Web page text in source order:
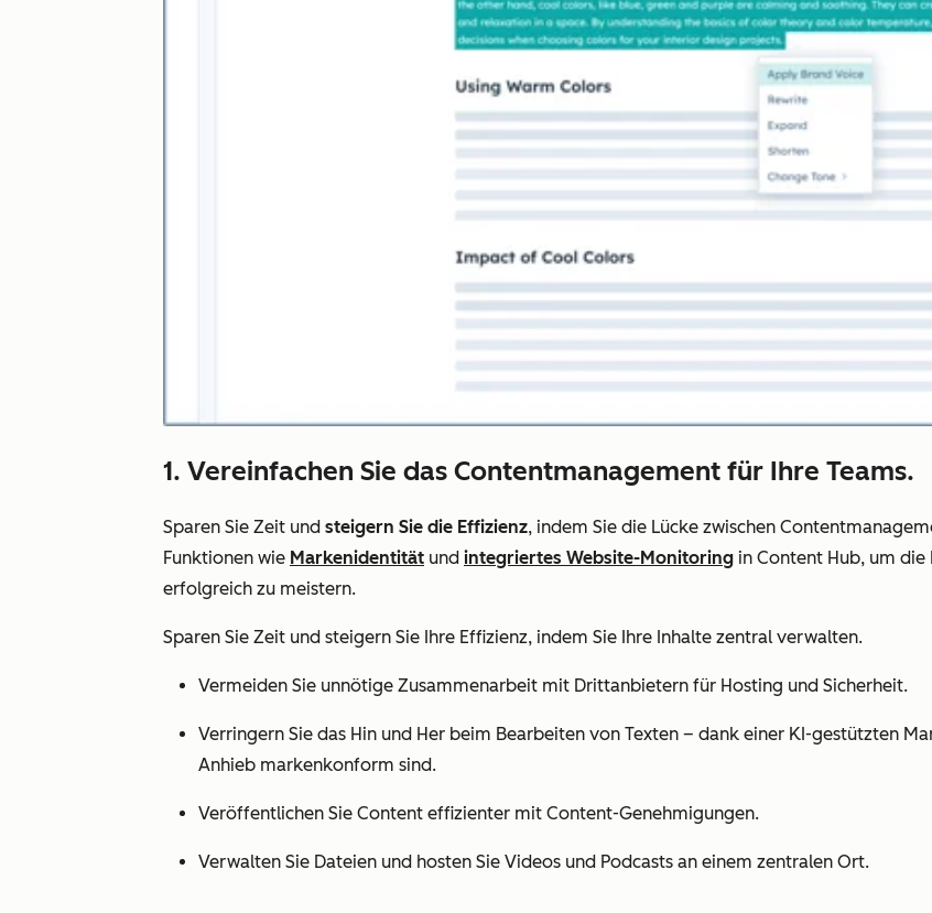
1. Vereinfachen Sie das Contentmanagement für Ihre Teams.
Sparen Sie Zeit und steigern Sie die Effizienz, indem Sie die Lücke zwischen
Funktionen wie Markenidentität und integriertes Website-Monitoring in Content Hub, um
erfolgreich zu meistern.
Sparen Sie Zeit und steigern Sie Ihre Effizienz, indem Sie Ihre Inhalte zentral verwalten.
Vermeiden Sie unnötige Zusammenarbeit mit Drittanbietern für Hosting und Sicherheit.
Verringern Sie das Hin und Her beim Bearbeiten von Texten – dank einer KI-gestützten
Anhieb markenkonform sind.
Veröffentlichen Sie Content effizienter mit Content-Genehmigungen.
Verwalten Sie Dateien und hosten Sie Videos und Podcasts an einem zentralen Ort.